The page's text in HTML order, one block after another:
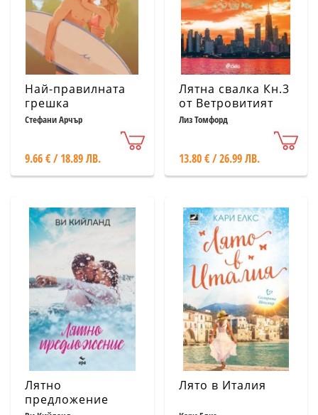
Най-правилната
грешка
Стефани Арчър
9.66 € / 18.89 ЛВ.
Лятна свалка Кн.3
от Ветровитият
град
Лиз Томфорд
13.80 € / 26.99 ЛВ.
Лятно
предложение
Лято в Италия